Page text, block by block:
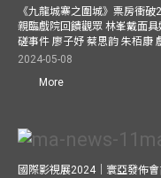
《九龍城寨之圍城》票房衝
親臨戲院回饋觀眾 林峯戴面
磋事件 廖子妤 蔡思韵 朱栢康
2024-05-08
More
國際影視展2024｜寰亞發佈